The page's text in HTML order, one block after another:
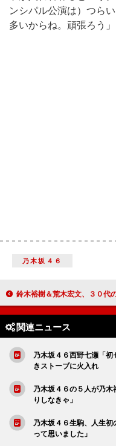
ンシパル公演は）つら
多いからね。頑張ろう
乃木坂４６
鈴木裕樹＆荒木宏文、３０代の心境を告白 荒木「心の広い人と結婚した
関連ニュース
乃木坂４６西野七瀬「
きストーブに火入れ
乃木坂４６の５人が乃
りしなきゃ」
乃木坂４６生駒、人生
って思いました」